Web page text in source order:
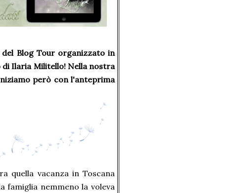
Blog Tour organizzato in
di Ilaria Militello! Nella nostra
però con l'anteprima
quella vacanza in Toscana
famiglia nemmeno la voleva